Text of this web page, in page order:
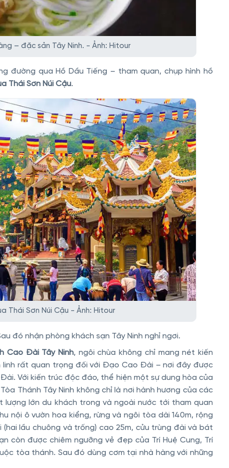
– đặc sản Tây Ninh. - Ảnh: Hitour
đường qua Hồ Dầu Tiếng – tham quan, chụp hình hồ
Thái Sơn Núi Cậu.
Thái Sơn Núi Cậu - Ảnh: Hitour
đó nhận phòng khách sạn Tây Ninh nghỉ ngơi.
Cao Đài Tây Ninh, ngôi chùa không chỉ mang nét kiến
rất quan trọng đối với Đạo Cao Đài – nơi đây được
Với kiến trúc độc đáo, thể hiện một sự dung hòa của
Thánh Tây Ninh không chỉ là nơi hành hương của các
lớn du khách trong và ngoài nước tới tham quan
nội ô vườn hoa kiểng, rừng và ngôi tòa dài 140m, rộng
lầu chuông và trống) cao 25m, cửu trùng đài và bát
còn được chiêm ngưỡng vẻ đẹp của Trí Huệ Cung, Trí
tòa thánh. Sau đó dùng cơm tại nhà hàng với những